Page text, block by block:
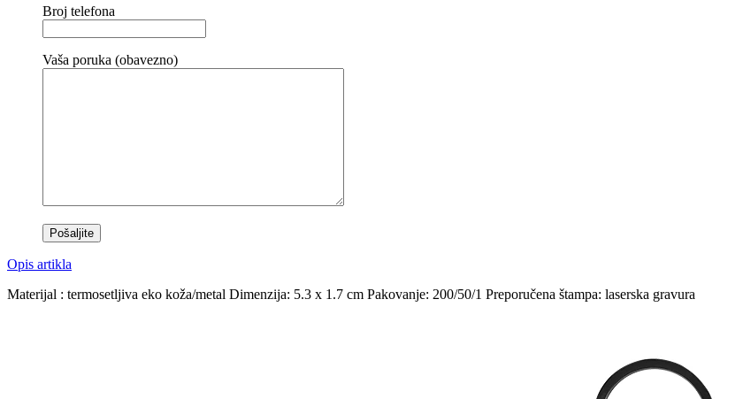
Broj telefona
Vaša poruka (obavezno)
Opis artikla
Materijal : termosetljiva eko koža/metal Dimenzija: 5.3 x 1.7 cm Pakovanje: 200/50/1 Preporučena štampa: laserska gravura